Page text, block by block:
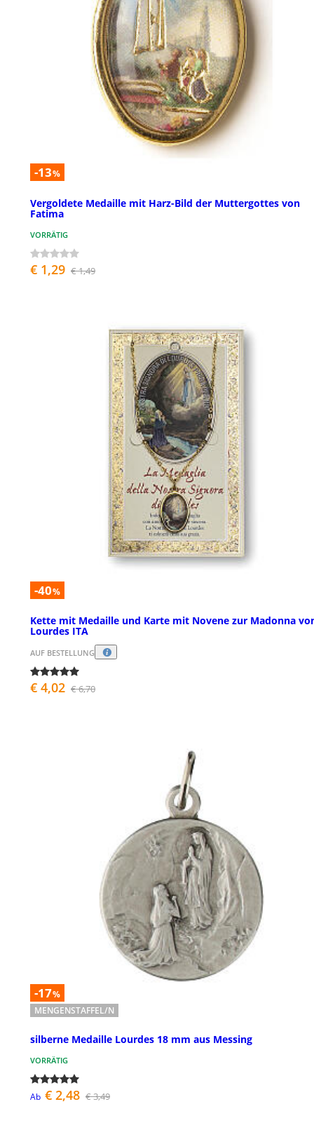
-13%
Vergoldete Medaille mit Harz-Bild der Muttergottes von
Fatima
VORRÄTIG
€ 1,29 € 1,49
-40%
Kette mit Medaille und Karte mit Novene zur Madonna
Lourdes ITA
AUF BESTELLUNG
€ 4,02 € 6,70
-17%
MENGENSTAFFEL/N
silberne Medaille Lourdes 18 mm aus Messing
VORRÄTIG
Ab € 2,48 € 3,49